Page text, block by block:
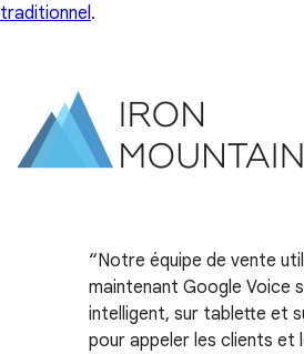
traditionnel.
Notre équipe de vente
maintenant Google Voice
intelligent, sur tablette et
pour appeler les clients et